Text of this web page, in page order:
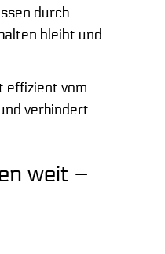
durch
bleibt und
effizient vom
verhindert
weit –